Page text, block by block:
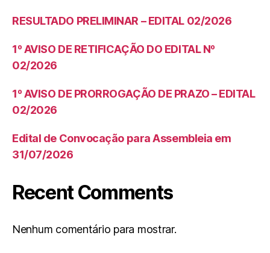
RESULTADO PRELIMINAR – EDITAL 02/2026
1º AVISO DE RETIFICAÇÃO DO EDITAL Nº
02/2026
1º AVISO DE PRORROGAÇÃO DE PRAZO – EDITAL
02/2026
Edital de Convocação para Assembleia em
31/07/2026
Recent Comments
Nenhum comentário para mostrar.